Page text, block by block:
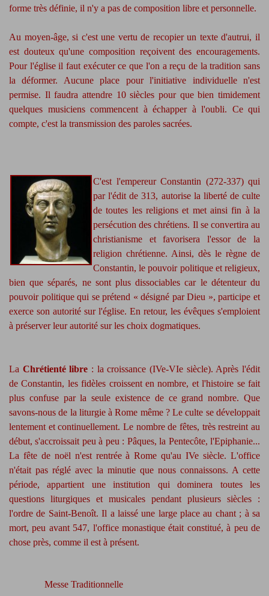
forme très définie, il n'y a pas de composition libre et personnelle.
Au moyen-âge, si c'est une vertu de recopier un texte d'autrui, il
est douteux qu'une composition reçoivent des encouragements.
Pour l'église il faut exécuter ce que l'on a reçu de la tradition sans
la déformer. Aucune place pour l'initiative individuelle n'est
permise. Il faudra attendre 10 siècles pour que bien timidement
quelques musiciens commencent à échapper à l'oubli. Ce qui
compte, c'est la transmission des paroles sacrées.
C'est l'empereur Constantin (272-337) qui
par l'édit de 313, autorise la liberté de culte
de toutes les religions et met ainsi fin à la
persécution des chrétiens. Il se convertira au
christianisme et favorisera l'essor de la
religion chrétienne. Ainsi, dès le règne de
Constantin, le pouvoir politique et religieux,
bien que séparés, ne sont plus dissociables car le détenteur du
pouvoir politique qui se prétend « désigné par Dieu », participe et
exerce son autorité sur l'église. En retour, les évêques s'emploient
à préserver leur autorité sur les choix dogmatiques.
La Chrétienté libre : la croissance (IVe-VIe siècle). Après l'édit
de Constantin, les fidèles croissent en nombre, et l'histoire se fait
plus confuse par la seule existence de ce grand nombre. Que
savons-nous de la liturgie à Rome même ? Le culte se développait
lentement et continuellement. Le nombre de fêtes, très restreint au
début, s'accroissait peu à peu : Pâques, la Pentecôte, l'Epiphanie...
La fête de noël n'est rentrée à Rome qu'au IVe siècle. L'office
n'était pas réglé avec la minutie que nous connaissons. A cette
période, appartient une institution qui dominera toutes les
questions liturgiques et musicales pendant plusieurs siècles :
l'ordre de Saint-Benoît. Il a laissé une large place au chant ; à sa
mort, peu avant 547, l'office monastique était constitué, à peu de
chose près, comme il est à présent.
Messe Traditionnelle